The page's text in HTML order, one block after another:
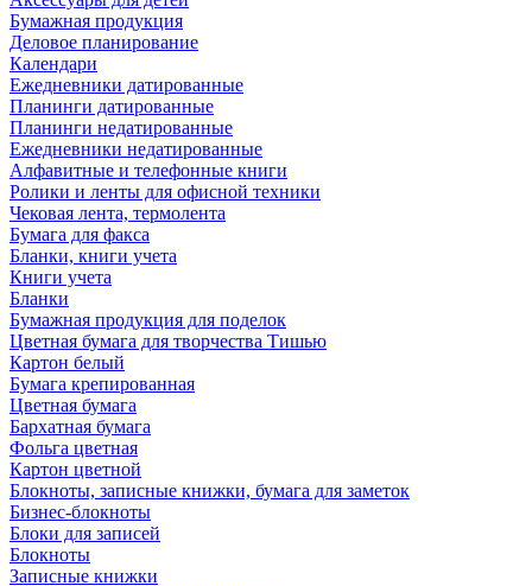
Бумажная продукция
Деловое планирование
Календари
Ежедневники датированные
Планинги датированные
Планинги недатированные
Ежедневники недатированные
Алфавитные и телефонные книги
Ролики и ленты для офисной техники
Чековая лента, термолента
Бумага для факса
Бланки, книги учета
Книги учета
Бланки
Бумажная продукция для поделок
Цветная бумага для творчества Тишью
Картон белый
Бумага крепированная
Цветная бумага
Бархатная бумага
Фольга цветная
Картон цветной
Блокноты, записные книжки, бумага для заметок
Бизнес-блокноты
Блоки для записей
Блокноты
Записные книжки